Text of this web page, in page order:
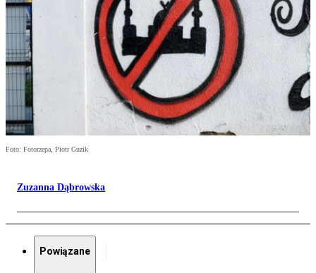
Foto: Fotorzepa, Piotr Guzik
Zuzanna Dąbrowska
Powiązane